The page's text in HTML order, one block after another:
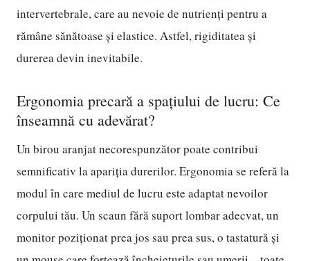
intervertebrale, care au nevoie de nutrienți pentru a
rămâne sănătoase și elastice. Astfel, rigiditatea și
durerea devin inevitabile.
Ergonomia precară a spațiului de lucru: Ce
înseamnă cu adevărat?
Un birou aranjat necorespunzător poate contribui
semnificativ la apariția durerilor. Ergonomia se referă la
modul în care mediul de lucru este adaptat nevoilor
corpului tău. Un scaun fără suport lombar adecvat, un
monitor poziționat prea jos sau prea sus, o tastatură și